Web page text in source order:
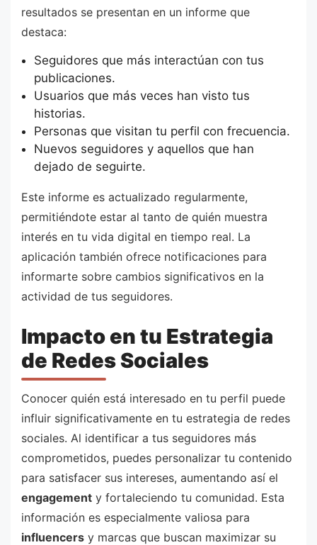
resultados se presentan en un informe que
destaca:
Seguidores que más interactúan con tus
publicaciones.
Usuarios que más veces han visto tus
historias.
Personas que visitan tu perfil con frecuencia.
Nuevos seguidores y aquellos que han
dejado de seguirte.
Este informe es actualizado regularmente,
permitiéndote estar al tanto de quién muestra
interés en tu vida digital en tiempo real. La
aplicación también ofrece notificaciones para
informarte sobre cambios significativos en la
actividad de tus seguidores.
Impacto en tu Estrategia
de Redes Sociales
Conocer quién está interesado en tu perfil puede
influir significativamente en tu estrategia de redes
sociales. Al identificar a tus seguidores más
comprometidos, puedes personalizar tu contenido
para satisfacer sus intereses, aumentando así el
engagement y fortaleciendo tu comunidad. Esta
información es especialmente valiosa para
influencers y marcas que buscan maximizar su